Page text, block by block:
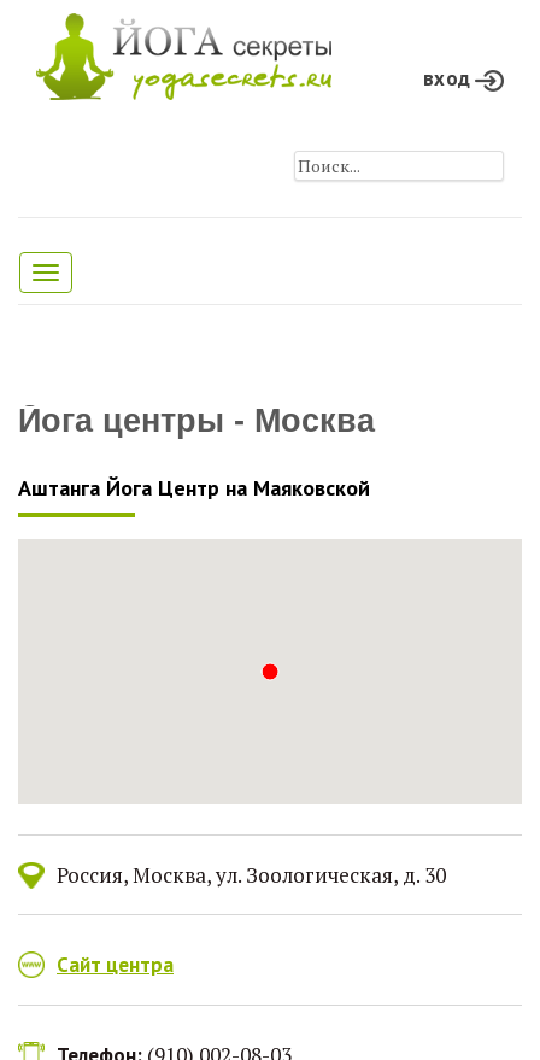
вход
Toggle
navigation
Йога центры - Москва
Аштанга Йога Центр на Маяковской
Россия Москва ул. Зоологическая, д. 30
Сайт центра